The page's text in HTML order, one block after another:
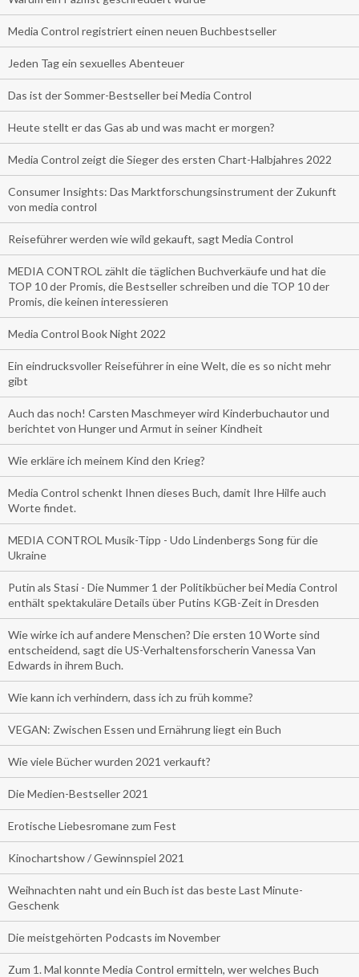
Media Control registriert einen neuen Buchbestseller
Jeden Tag ein sexuelles Abenteuer
Das ist der Sommer-Bestseller bei Media Control
Heute stellt er das Gas ab und was macht er morgen?
Media Control zeigt die Sieger des ersten Chart-Halbjahres 2022
Consumer Insights: Das Marktforschungsinstrument der Zukunft
von media control
Reiseführer werden wie wild gekauft, sagt Media Control
MEDIA CONTROL zählt die täglichen Buchverkäufe und hat die
TOP 10 der Promis, die Bestseller schreiben und die TOP 10 der
Promis, die keinen interessieren
Media Control Book Night 2022
Ein eindrucksvoller Reiseführer in eine Welt, die es so nicht mehr
gibt
Auch das noch! Carsten Maschmeyer wird Kinderbuchautor und
berichtet von Hunger und Armut in seiner Kindheit
Wie erkläre ich meinem Kind den Krieg?
Media Control schenkt Ihnen dieses Buch, damit Ihre Hilfe auch
Worte findet.
MEDIA CONTROL Musik-Tipp - Udo Lindenbergs Song für die
Ukraine
Putin als Stasi - Die Nummer 1 der Politikbücher bei Media Control
enthält spektakuläre Details über Putins KGB-Zeit in Dresden
Wie wirke ich auf andere Menschen? Die ersten 10 Worte sind
entscheidend, sagt die US-Verhaltensforscherin Vanessa Van
Edwards in ihrem Buch.
Wie kann ich verhindern, dass ich zu früh komme?
VEGAN: Zwischen Essen und Ernährung liegt ein Buch
Wie viele Bücher wurden 2021 verkauft?
Die Medien-Bestseller 2021
Erotische Liebesromane zum Fest
Kinochartshow / Gewinnspiel 2021
Weihnachten naht und ein Buch ist das beste Last Minute-
Geschenk
Die meistgehörten Podcasts im November
Zum 1. Mal konnte Media Control ermitteln, wer welches Buch